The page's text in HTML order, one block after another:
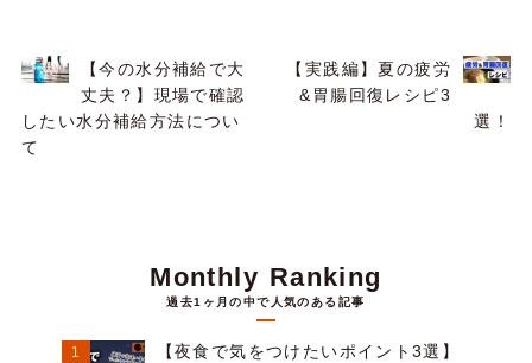
【今の水分補給で大
丈夫？】現場で確認
したい水分補給方法につい
て
【実践編】夏の疲労
&胃腸回復レシピ3
選！
Monthly Ranking
過去1ヶ月の中で人気のある記事
【夜食で気をつけたいポイント3選】